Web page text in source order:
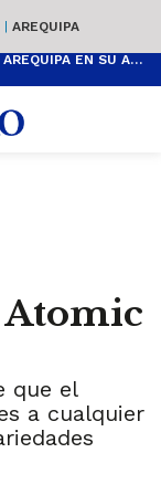
| AREQUIPA
ACTIVIDADES GRATUITAS PARA DISFRUTAR DE AREQUIPA EN SU ANIVERSARIO
Atomic
que el
a cualquier